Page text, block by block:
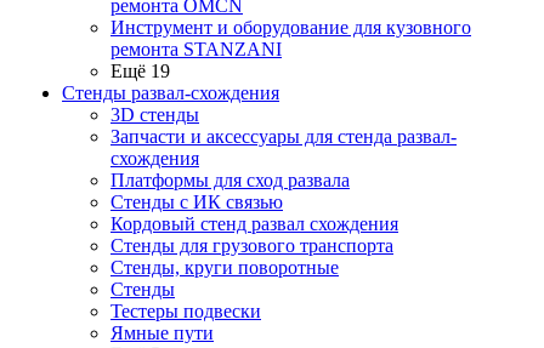
ремонта OMCN
Инструмент и оборудование для кузовного
ремонта STANZANI
Ещё 19
Стенды развал-схождения
3D стенды
Запчасти и аксессуары для стенда развал-
схождения
Платформы для сход развала
Стенды с ИК связью
Кордовый стенд развал схождения
Стенды для грузового транспорта
Стенды, круги поворотные
Стенды
Тестеры подвески
Ямные пути